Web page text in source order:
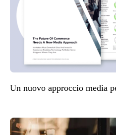
Un nuovo approccio media